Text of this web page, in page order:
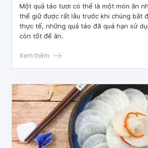
Một quả táo tươi có thể là một món ăn
thể giữ được rất lâu trước khi chúng bắt
thực tế, những quả táo đã quá hạn sử
còn tốt để ăn.
Xem thêm